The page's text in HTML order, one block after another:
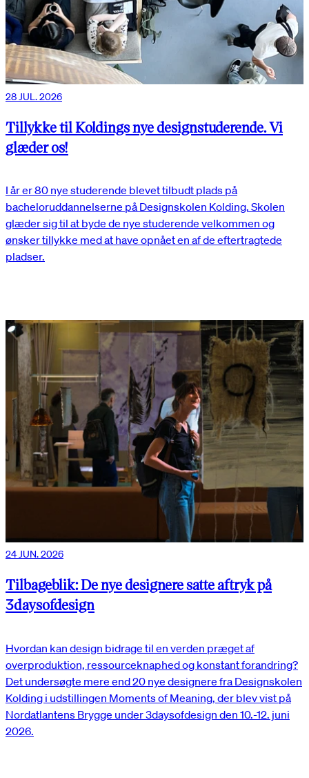
28 JUL. 2026
Tillykke til Koldings nye designstuderende. Vi
glæder os!
I år er 80 nye studerende blevet tilbudt plads på
bacheloruddannelserne på Designskolen Kolding. Skolen
glæder sig til at byde de nye studerende velkommen og
ønsker tillykke med at have opnået en af de eftertragtede
pladser.
24 JUN. 2026
Tilbageblik: De nye designere satte aftryk på
3daysofdesign
Hvordan kan design bidrage til en verden præget af
overproduktion, ressourceknaphed og konstant forandring?
Det undersøgte mere end 20 nye designere fra Designskolen
Kolding i udstillingen Moments of Meaning, der blev vist på
Nordatlantens Brygge under 3daysofdesign den 10.-12. juni
2026.